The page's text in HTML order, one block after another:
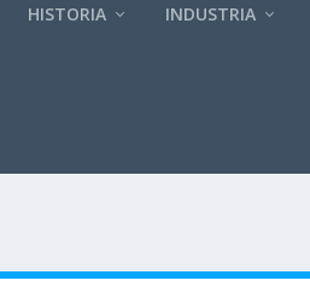
HISTORIA INDUSTRIA